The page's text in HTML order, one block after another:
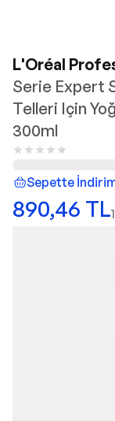
L'Oréal
Serie Expert
Telleri Için
300ml
Sepette
890,46 TL